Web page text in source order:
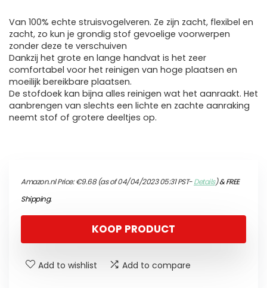
Van 100% echte struisvogelveren. Ze zijn zacht, flexibel en
zacht, zo kun je grondig stof gevoelige voorwerpen
zonder deze te verschuiven
Dankzij het grote en lange handvat is het zeer
comfortabel voor het reinigen van hoge plaatsen en
moeilijk bereikbare plaatsen.
De stofdoek kan bijna alles reinigen wat het aanraakt. Het
aanbrengen van slechts een lichte en zachte aanraking
neemt stof of grotere deeltjes op.
Amazon.nl Price:€9.68(as of 04/04/2023 05:31 PST-Details)&FREE
Shipping.
KOOP PRODUCT
Add to wishlist Add to compare